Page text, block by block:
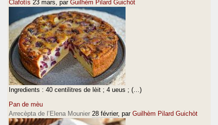
Clafotís 23 mars , par Guilhèm Pilard Guichòt
Ingredients : 40 centilitres de lèit ; 4 ueus ; (…)
Pan de mèu
Arrecèpta de l’Elena Mounier 28 février, par Guilhèm Pilard Guichòt